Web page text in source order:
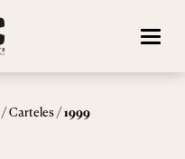
/Carteles/1999